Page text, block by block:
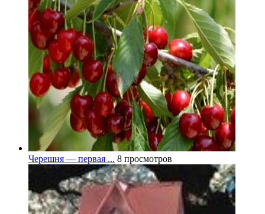
Черешня — первая ... 8 просмотров